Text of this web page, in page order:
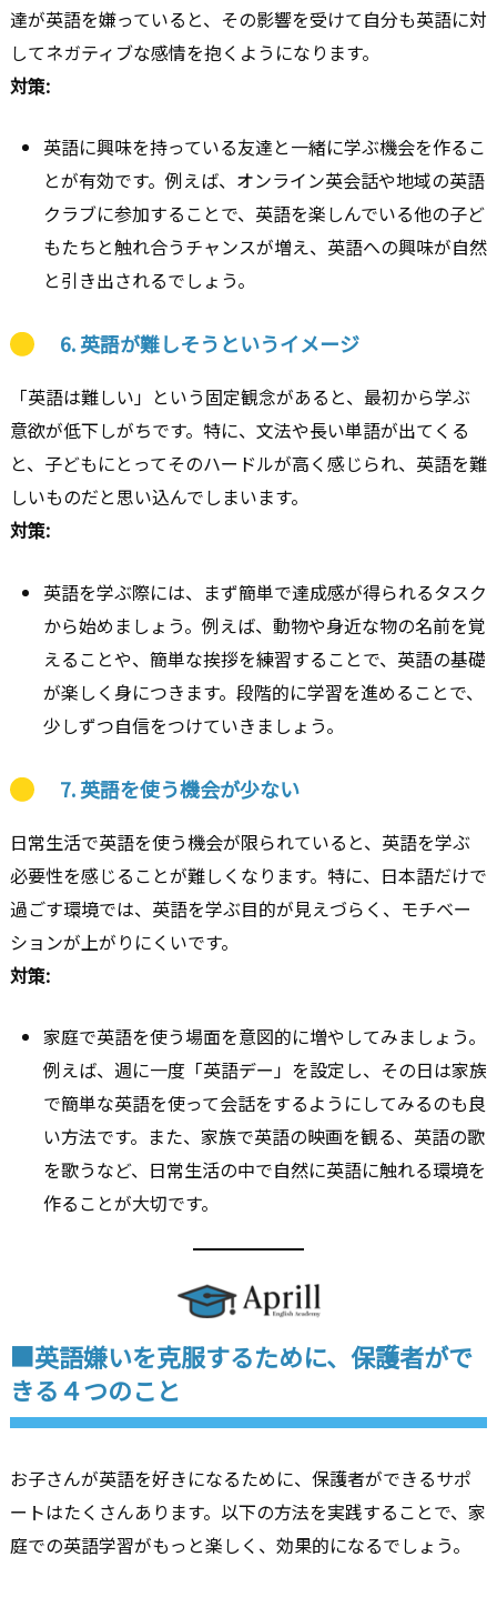
達が英語を嫌っていると、その影響を受けて自分も英語に対
してネガティブな感情を抱くようになります。
対策:
英語に興味を持っている友達と一緒に学ぶ機会を作るこ
とが有効です。例えば、オンライン英会話や地域の英語
クラブに参加することで、英語を楽しんでいる他の子ど
もたちと触れ合うチャンスが増え、英語への興味が自然
と引き出されるでしょう。
6.英語が難しそうというイメージ
「英語は難しい」という固定観念があると、最初から学ぶ
意欲が低下しがちです。特に、文法や長い単語が出てくる
と、子どもにとってそのハードルが高く感じられ、英語を難
しいものだと思い込んでしまいます。
対策:
英語を学ぶ際には、まず簡単で達成感が得られるタスク
から始めましょう。例えば、動物や身近な物の名前を覚
えることや、簡単な挨拶を練習することで、英語の基礎
が楽しく身につきます。段階的に学習を進めることで、
少しずつ自信をつけていきましょう。
7.英語を使う機会が少ない
日常生活で英語を使う機会が限られていると、英語を学ぶ
必要性を感じることが難しくなります。特に、日本語だけで
過ごす環境では、英語を学ぶ目的が見えづらく、モチベー
ションが上がりにくいです。
対策:
家庭で英語を使う場面を意図的に増やしてみましょう。
例えば、週に一度「英語デー」を設定し、その日は家族
で簡単な英語を使って会話をするようにしてみるのも良
い方法です。また、家族で英語の映画を観る、英語の歌
を歌うなど、日常生活の中で自然に英語に触れる環境を
作ることが大切です。
■英語嫌いを克服するために、保護者がで
きる４つのこと
お子さんが英語を好きになるために、保護者ができるサポ
ートはたくさんあります。以下の方法を実践することで、家
庭での英語学習がもっと楽しく、効果的になるでしょう。